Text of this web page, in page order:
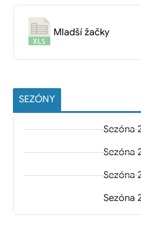
Mladší žačky
SEZÓNY
Sezóna
Sezóna
Sezóna
Sezóna